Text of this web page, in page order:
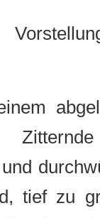
einem
und
tief